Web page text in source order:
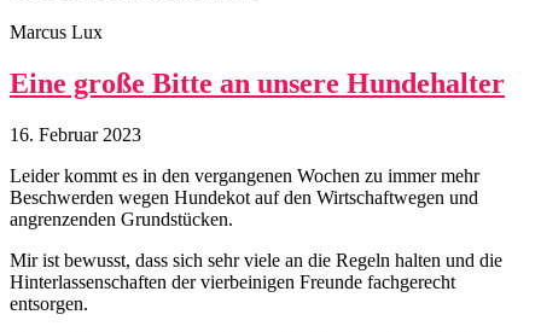
Marcus Lux
Eine große Bitte an unsere Hundehalter
16. Februar 2023
Leider kommt es in den vergangenen Wochen zu immer mehr
Beschwerden wegen Hundekot auf den Wirtschaftwegen und
angrenzenden Grundstücken.
Mir ist bewusst, dass sich sehr viele an die Regeln halten und die
Hinterlassenschaften der vierbeinigen Freunde fachgerecht
entsorgen.